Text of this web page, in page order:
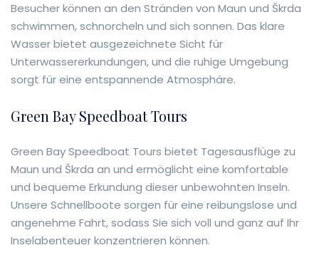
Besucher können an den Stränden von Maun und Škrda
schwimmen, schnorcheln und sich sonnen. Das klare
Wasser bietet ausgezeichnete Sicht für
Unterwassererkundungen, und die ruhige Umgebung
sorgt für eine entspannende Atmosphäre.
Green Bay Speedboat Tours
Green Bay Speedboat Tours bietet Tagesausflüge zu
Maun und Škrda an und ermöglicht eine komfortable
und bequeme Erkundung dieser unbewohnten Inseln.
Unsere Schnellboote sorgen für eine reibungslose und
angenehme Fahrt, sodass Sie sich voll und ganz auf Ihr
Inselabenteuer konzentrieren können.